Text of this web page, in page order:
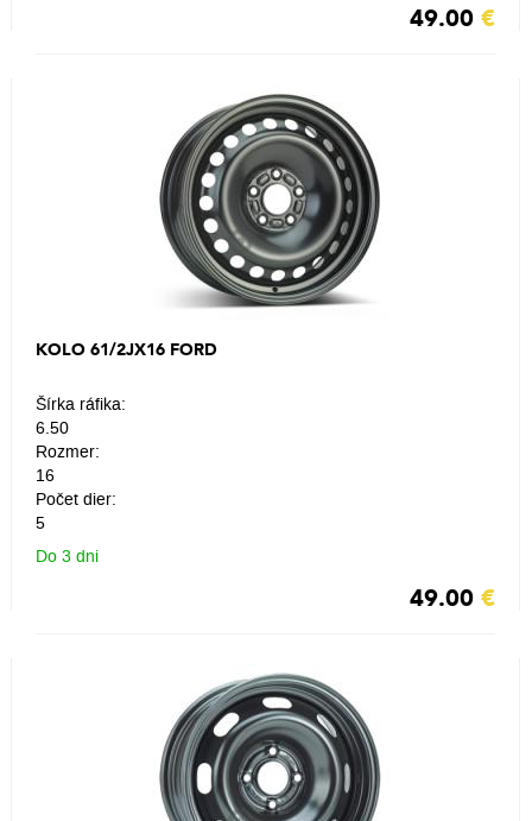
49.00 €
KOLO 61/2JX16 FORD
Šírka ráfika:
6.50
Rozmer:
16
Počet dier:
5
Do 3 dni
49.00 €